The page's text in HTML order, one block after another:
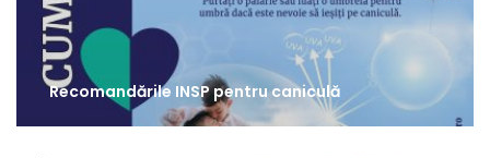
Recomandările INSP pentru caniculă